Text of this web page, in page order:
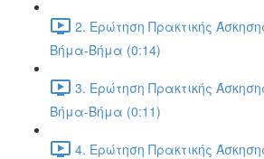
2. Ερώτηση Πρακτικής
Βήμα-Βήμα (0:14)
3. Ερώτηση Πρακτικής
Βήμα-Βήμα (0:11)
4. Ερώτηση Πρακτικής